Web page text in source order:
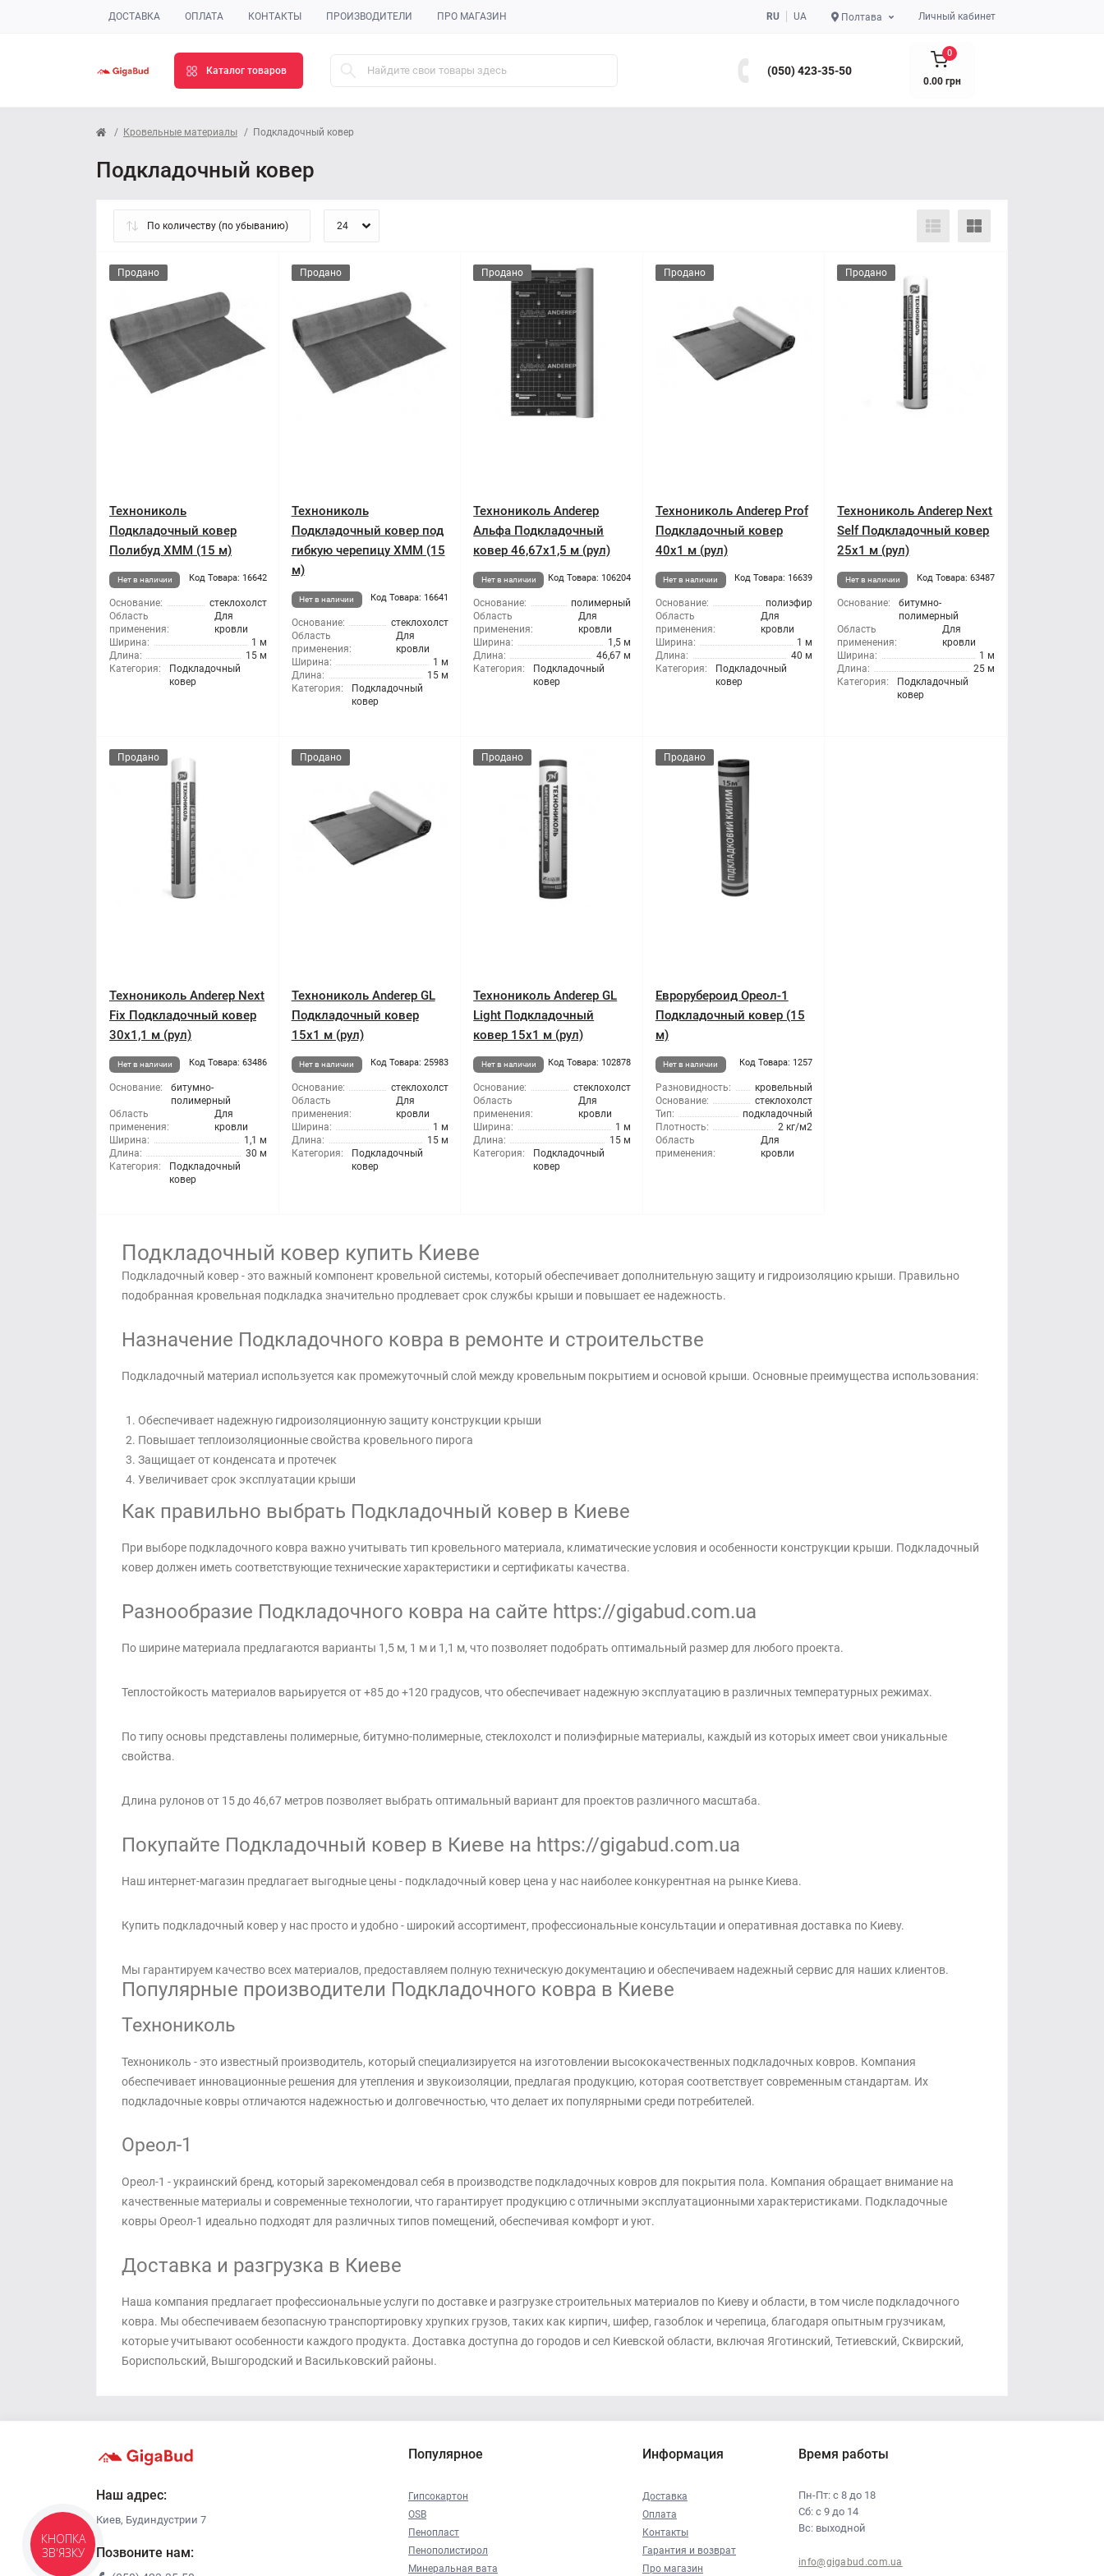
ДОСТАВКА ОПЛАТА КОНТАКТЫ ПРОИЗВОДИТЕЛИ ПРО МАГАЗИН RU UA Полтава Личный кабинет
Каталог товаров (050) 423-35-50
0
0.00 грн
Кровельные материалы Подкладочный ковер
Подкладочный ковер
Продано
Технониколь
Подкладочный ковер
Полибуд ХММ (15 м)
Нет в наличии Код Товара: 16642
Основание:
стеклохолст
Область
применения:
Для
кровли
Ширина:
1 м
Длина:
15 м
Категория:
Подкладочный
ковер
Продано
Технониколь
Подкладочный ковер под
гибкую черепицу ХММ (15
м)
Нет в наличии Код Товара: 16641
Основание:
стеклохолст
Область
применения:
Для
кровли
Ширина:
1 м
Длина:
15 м
Категория:
Подкладочный
ковер
Продано
Технониколь Anderep
Альфа Подкладочный
ковер 46,67x1,5 м (рул)
Нет в наличии Код Товара: 106204
Основание:
полимерный
Область
применения:
Для
кровли
Ширина:
1,5 м
Длина:
46,67 м
Категория:
Подкладочный
ковер
Продано
Технониколь Anderep Prof
Подкладочный ковер
40x1 м (рул)
Нет в наличии Код Товара: 16639
Основание:
полиэфир
Область
применения:
Для
кровли
Ширина:
1 м
Длина:
40 м
Категория:
Подкладочный
ковер
Продано
Технониколь Anderep Next
Self Подкладочный ковер
25x1 м (рул)
Нет в наличии Код Товара: 63487
Основание:
битумно-
полимерный
Область
применения:
Для
кровли
Ширина:
1 м
Длина:
25 м
Категория:
Подкладочный
ковер
Продано
Технониколь Anderep Next
Fix Подкладочный ковер
30x1,1 м (рул)
Нет в наличии Код Товара: 63486
Основание:
битумно-
полимерный
Область
применения:
Для
кровли
Ширина:
1,1 м
Длина:
30 м
Категория:
Подкладочный
ковер
Продано
Технониколь Anderep GL
Подкладочный ковер
15x1 м (рул)
Нет в наличии Код Товара: 25983
Основание:
стеклохолст
Область
применения:
Для
кровли
Ширина:
1 м
Длина:
15 м
Категория:
Подкладочный
ковер
Продано
Технониколь Anderep GL
Light Подкладочный
ковер 15x1 м (рул)
Нет в наличии Код Товара: 102878
Основание:
стеклохолст
Область
применения:
Для
кровли
Ширина:
1 м
Длина:
15 м
Категория:
Подкладочный
ковер
Продано
Еврорубероид Ореол-1
Подкладочный ковер (15
м)
Нет в наличии Код Товара: 1257
Разновидность:
кровельный
Основание:
стеклохолст
Тип:
подкладочный
Плотность:
2 кг/м2
Область
применения:
Для
кровли
Подкладочный ковер купить Киеве
Подкладочный ковер - это важный компонент кровельной системы, который обеспечивает дополнительную защиту и гидроизоляцию крыши. Правильно
подобранная кровельная подкладка значительно продлевает срок службы крыши и повышает ее надежность.
Назначение Подкладочного ковра в ремонте и строительстве
Подкладочный материал используется как промежуточный слой между кровельным покрытием и основой крыши. Основные преимущества использования:
Обеспечивает надежную гидроизоляционную защиту конструкции крыши
Повышает теплоизоляционные свойства кровельного пирога
Защищает от конденсата и протечек
Увеличивает срок эксплуатации крыши
Как правильно выбрать Подкладочный ковер в Киеве
При выборе подкладочного ковра важно учитывать тип кровельного материала, климатические условия и особенности конструкции крыши. Подкладочный
ковер должен иметь соответствующие технические характеристики и сертификаты качества.
Разнообразие Подкладочного ковра на сайте https://gigabud.com.ua
По ширине материала предлагаются варианты 1,5 м, 1 м и 1,1 м, что позволяет подобрать оптимальный размер для любого проекта.
Теплостойкость материалов варьируется от +85 до +120 градусов, что обеспечивает надежную эксплуатацию в различных температурных режимах.
По типу основы представлены полимерные, битумно-полимерные, стеклохолст и полиэфирные материалы, каждый из которых имеет свои уникальные
свойства.
Длина рулонов от 15 до 46,67 метров позволяет выбрать оптимальный вариант для проектов различного масштаба.
Покупайте Подкладочный ковер в Киеве на https://gigabud.com.ua
Наш интернет-магазин предлагает выгодные цены - подкладочный ковер цена у нас наиболее конкурентная на рынке Киева.
Купить подкладочный ковер у нас просто и удобно - широкий ассортимент, профессиональные консультации и оперативная доставка по Киеву.
Мы гарантируем качество всех материалов, предоставляем полную техническую документацию и обеспечиваем надежный сервис для наших клиентов.
Популярные производители Подкладочного ковра в Киеве
Технониколь
Технониколь - это известный производитель, который специализируется на изготовлении высококачественных подкладочных ковров. Компания
обеспечивает инновационные решения для утепления и звукоизоляции, предлагая продукцию, которая соответствует современным стандартам. Их
подкладочные ковры отличаются надежностью и долговечностью, что делает их популярными среди потребителей.
Ореол-1
Ореол-1 - украинский бренд, который зарекомендовал себя в производстве подкладочных ковров для покрытия пола. Компания обращает внимание на
качественные материалы и современные технологии, что гарантирует продукцию с отличными эксплуатационными характеристиками. Подкладочные
ковры Ореол-1 идеально подходят для различных типов помещений, обеспечивая комфорт и уют.
Доставка и разгрузка в Киеве
Наша компания предлагает профессиональные услуги по доставке и разгрузке строительных материалов по Киеву и области, в том числе подкладочного
ковра. Мы обеспечиваем безопасную транспортировку хрупких грузов, таких как кирпич, шифер, газоблок и черепица, благодаря опытным грузчикам,
которые учитывают особенности каждого продукта. Доставка доступна до городов и сел Киевской области, включая Яготинский, Тетиевский, Сквирский,
Бориспольский, Вышгородский и Васильковский районы.
Наш адрес:
Киев, Будиндустрии 7
Позвоните нам:
Популярное
Гипсокартон
OSB
Пенопласт
Пенополистирол
Минеральная вата
Информация
Доставка
Оплата
Контакты
Гарантия и возврат
Про магазин
Время работы
Пн-Пт: с 8 до 18
Сб: с 9 до 14
Вс: выходной
info@gigabud.com.ua
КНОПКА
ЗВ'ЯЗКУ